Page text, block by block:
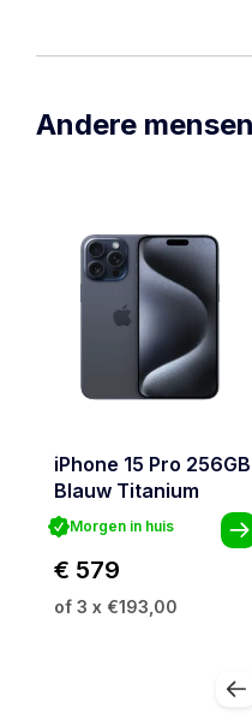
Andere
iPhone 15 Pro 256GB
Blauw Titanium
Morgen in huis
€ 579
of 3 x €193,00